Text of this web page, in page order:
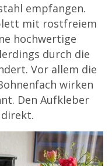
empfangen.
mit rostfreiem
hochwertige
durch die
Vor allem die
wirken
Den Aufkleber